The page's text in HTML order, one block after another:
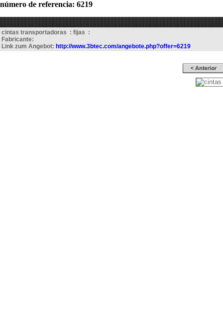
número de referencia: 6219
cintas transportadoras : fijas :
Fabricante:
Link zum Angebot: http://www.3btec.com/angebote.php?offer=6219